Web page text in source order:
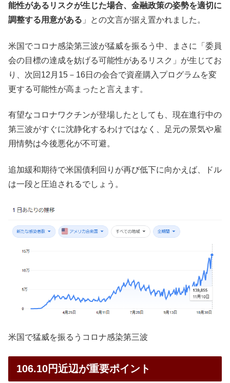
能性があるリスクが生じた場合、金融政策の姿勢を適切に
調整する用意がある 」との文言が据え置かれました。
米国でコロナ感染第三波が猛威を振るう中、まさに「委員
会の目標の達成を妨げる可能性があるリスク」が生じてお
り、次回12月15－16日の会合で資産購入プログラムを変
更する可能性が高まったと言えます。
有望なコロナワクチンが登場したとしても、現在進行中の
第三波がすぐに沈静化するわけではなく、足元の景気や雇
用情勢は今後悪化が不可避。
追加緩和期待で米国債利回りが再び低下に向かえば、ドル
は一段と圧迫されるでしょう。
米国で猛威を振るうコロナ感染第三波
106.10円近辺が重要ポイント